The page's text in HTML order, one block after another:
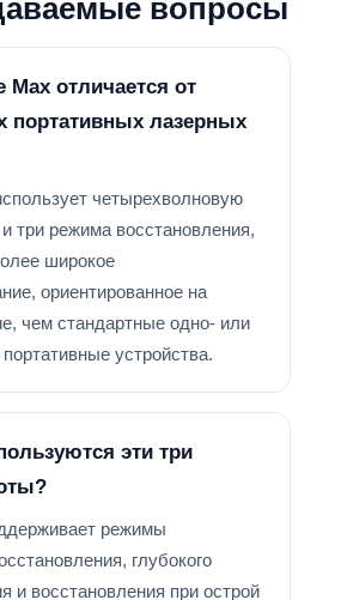
вопросы
Max отличается от
портативных лазерных
четырехволновую
три режима восстановления,
широкое
ориентированное на
чем стандартные одно- или
устройства.
эти три
режимы
глубокого
и восстановления при острой